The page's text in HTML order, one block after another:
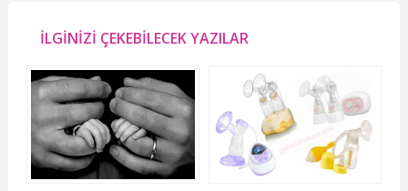
İLGİNİZİ ÇEKEBİLECEK YAZILAR